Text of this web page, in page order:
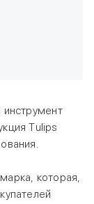
Tulips
которая,